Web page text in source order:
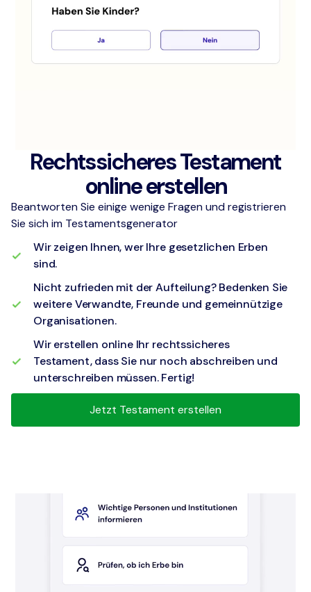
Rechtssicheres Testament
online erstellen
Beantworten Sie einige wenige Fragen und registrieren
Sie sich im Testamentsgenerator
Wir zeigen Ihnen, wer Ihre gesetzlichen Erben
sind.
Nicht zufrieden mit der Aufteilung? Bedenken Sie
weitere Verwandte, Freunde und gemeinnützige
Organisationen.
Wir erstellen online Ihr rechtssicheres
Testament, dass Sie nur noch abschreiben und
unterschreiben müssen. Fertig!
Jetzt Testament erstellen